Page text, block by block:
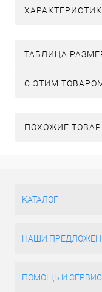
ТАБЛИЦА
C ЭТИМ
ПОХОЖИЕ
КАТАЛОГ
НАШИ
ПОМОЩЬ И